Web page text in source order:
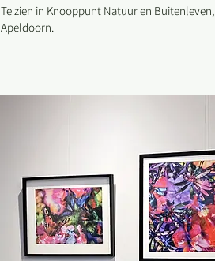
Te zien in Knooppunt Natuur en Buitenleven,
Apeldoorn.